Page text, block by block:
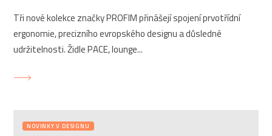
Tři nové kolekce značky PROFIM přinášejí spojení prvotřídní
ergonomie, precizního evropského designu a důsledné
udržitelnosti. Židle PACE, lounge...
NOVINKY V DESIGNU